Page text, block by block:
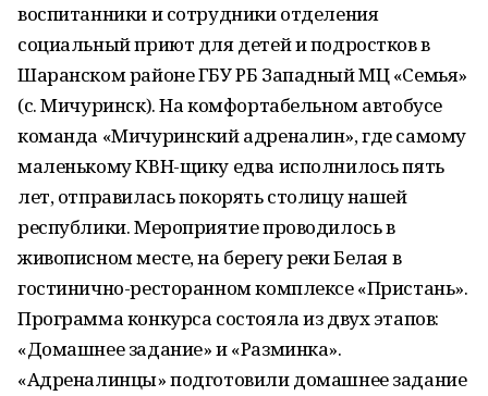
воспитанники и сотрудники отделения
социальный приют для детей и подростков в
Шаранском районе ГБУ РБ Западный МЦ «Семья»
(с. Мичуринск). На комфортабельном автобусе
команда «Мичуринский адреналин», где самому
маленькому КВН-щику едва исполнилось пять
лет, отправилась покорять столицу нашей
республики. Мероприятие проводилось в
живописном месте, на берегу реки Белая в
гостинично-ресторанном комплексе «Пристань».
Программа конкурса состояла из двух этапов:
«Домашнее задание» и «Разминка».
«Адреналинцы» подготовили домашнее задание